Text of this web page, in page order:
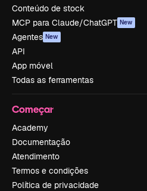
Conteúdo de stock
MCP para Claude/ChatGPT New
Agentes New
API
App móvel
Todas as ferramentas
Começar
Academy
Documentação
Atendimento
Termos e condições
Política de privacidade